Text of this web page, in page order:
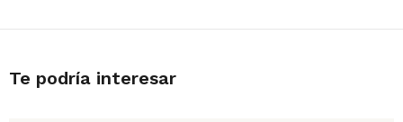
Te podría interesar